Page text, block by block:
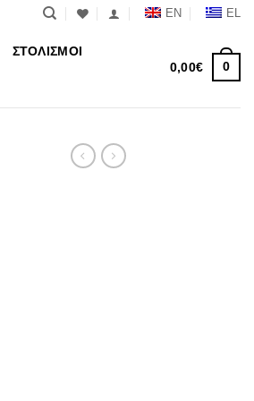
EN EL
ΣΤΟΛΙΣΜΟΙ
0,00€ 0